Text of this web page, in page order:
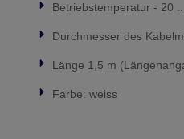
Betriebstemperatur - 20
Durchmesser des
Länge 1,5 m
Farbe: weiss